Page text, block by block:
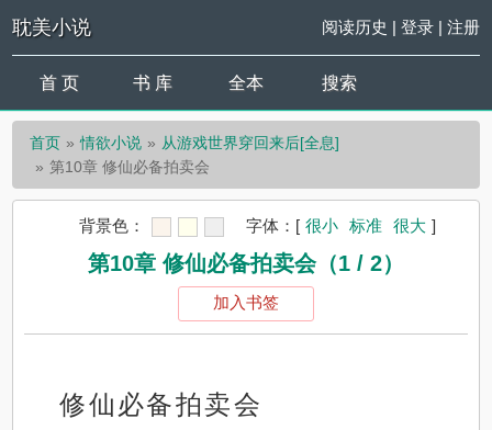
耽美小说 阅读历史 | 登录| 注册
首 页 书 库 全本 搜索
首页 情欲小说
从游戏世界穿回来后[全息]
第10章 修仙必备拍卖会
背景色： 字体： [ 很小 标准 很大 ]
第10章 修仙必备拍卖会（1 / 2）
加入书签
修仙必备拍卖会